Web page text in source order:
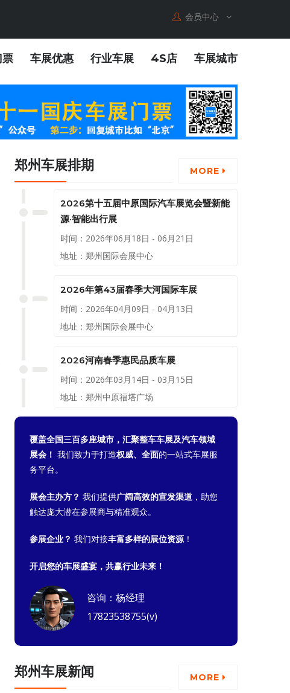
会员中心
票 车展优惠 行业车展 4S店 车展城市
郑州车展排期 MORE
2026第十五届中原国际汽车展览会暨新能
源·智能出行展
时间：2026年06月18日 - 06月21日
地址：郑州国际会展中心
2026年第43届春季大河国际车展
时间：2026年04月09日 - 04月13日
地址：郑州国际会展中心
2026河南春季惠民品质车展
时间：2026年03月14日 - 03月15日
地址：郑州中原福塔广场
覆盖全国三百多座城市，汇聚整车车展及汽车领域
展会！ 我们致力于打造权威、全面的一站式车展服
务平台。
展会主办方？ 我们提供广阔高效的宣发渠道 ，助您
触达庞大潜在参展商与精准观众。
参展企业？ 我们对接丰富多样的展位资源！
开启您的车展盛宴，共赢行业未来！
咨询：杨经理
17823538755(v)
郑州车展新闻 MORE